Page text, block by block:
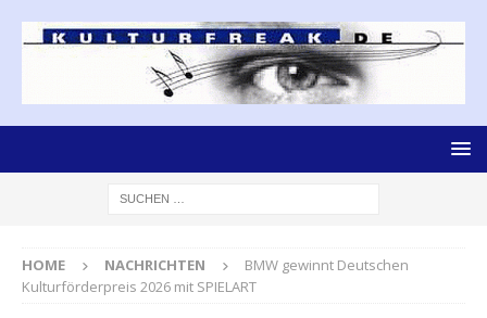
HOME NACHRICHTEN
BMW gewinnt Deutschen
Kulturförderpreis 2026 mit SPIELART